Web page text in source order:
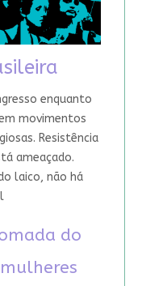
enquanto
movimentos
Resistência
ameaçado.
laico, não há
do